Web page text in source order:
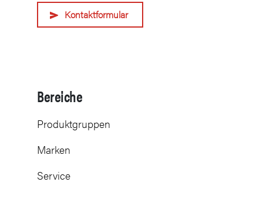
Kontaktformular
Bereiche
Produktgruppen
Marken
Service